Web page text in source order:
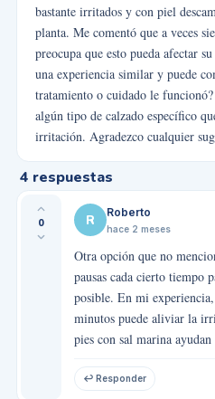
bastante irritados y con piel
planta. Me comentó que a veces
preocupa que esto pueda afectar
una experiencia similar y puede
tratamiento o cuidado le
algún tipo de calzado específico
irritación. Agradezco cualquier
4 respuestas
0 R Roberto
hace 2 meses
Otra opción que no
pausas cada cierto tiempo
posible. En mi
minutos puede aliviar la
pies con sal marina
↩ Responder